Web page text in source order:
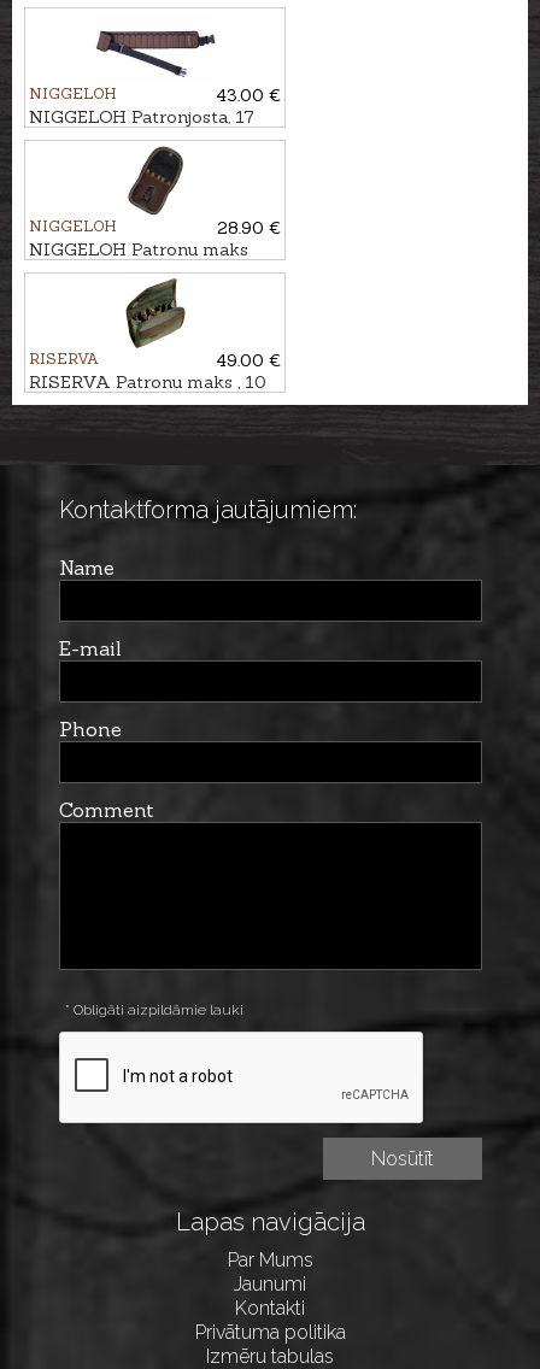
patronām
NIGGELOH
43.00 €
NIGGELOH Patronjosta, 17
patronām
NIGGELOH
28.90 €
NIGGELOH Patronu maks
CLASSIC, 5 patronām
RISERVA
49.00 €
RISERVA Patronu maks , 10
patronām
Kontaktforma jautājumiem:
Name
E-mail
Phone
Comment
* Obligāti aizpildāmie lauki
Lapas navigācija
Par Mums
Jaunumi
Kontakti
Privātuma politika
Izmēru tabulas